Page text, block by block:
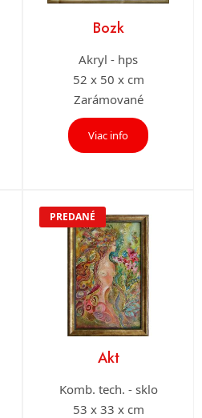
Bozk
Akryl - hps
52 x 50 x cm
Zarámované
Viac info
PREDANÉ
Akt
Komb. tech. - sklo
53 x 33 x cm